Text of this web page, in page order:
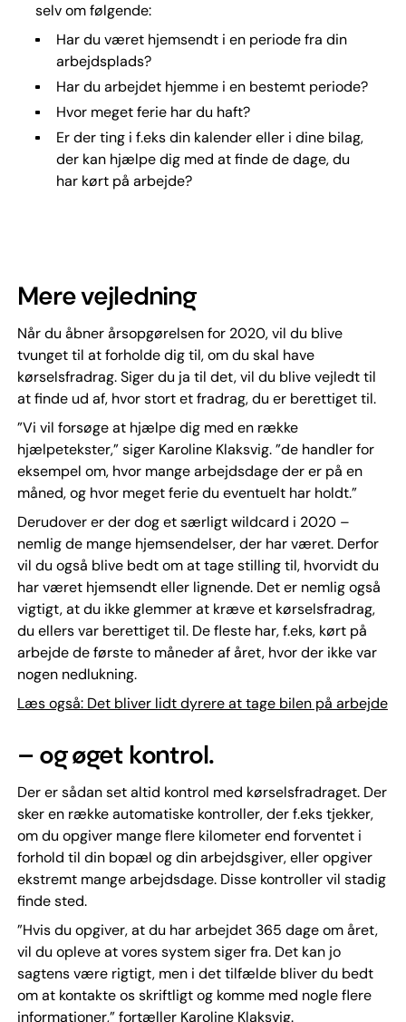
selv om følgende:
Har du været hjemsendt i en periode fra din
arbejdsplads?
Har du arbejdet hjemme i en bestemt periode?
Hvor meget ferie har du haft?
Er der ting i f.eks din kalender eller i dine bilag,
der kan hjælpe dig med at finde de dage, du
har kørt på arbejde?
Mere vejledning
Når du åbner årsopgørelsen for 2020, vil du blive
tvunget til at forholde dig til, om du skal have
kørselsfradrag. Siger du ja til det, vil du blive vejledt til
at finde ud af, hvor stort et fradrag, du er berettiget til.
”Vi vil forsøge at hjælpe dig med en række
hjælpetekster,” siger Karoline Klaksvig. ”de handler for
eksempel om, hvor mange arbejdsdage der er på en
måned, og hvor meget ferie du eventuelt har holdt.”
Derudover er der dog et særligt wildcard i 2020 –
nemlig de mange hjemsendelser, der har været. Derfor
vil du også blive bedt om at tage stilling til, hvorvidt du
har været hjemsendt eller lignende. Det er nemlig også
vigtigt, at du ikke glemmer at kræve et kørselsfradrag,
du ellers var berettiget til. De fleste har, f.eks, kørt på
arbejde de første to måneder af året, hvor der ikke var
nogen nedlukning.
Læs også: Det bliver lidt dyrere at tage bilen på arbejde
– og øget kontrol.
Der er sådan set altid kontrol med kørselsfradraget. Der
sker en række automatiske kontroller, der f.eks tjekker,
om du opgiver mange flere kilometer end forventet i
forhold til din bopæl og din arbejdsgiver, eller opgiver
ekstremt mange arbejdsdage. Disse kontroller vil stadig
finde sted.
”Hvis du opgiver, at du har arbejdet 365 dage om året,
vil du opleve at vores system siger fra. Det kan jo
sagtens være rigtigt, men i det tilfælde bliver du bedt
om at kontakte os skriftligt og komme med nogle flere
informationer,” fortæller Karoline Klaksvig.